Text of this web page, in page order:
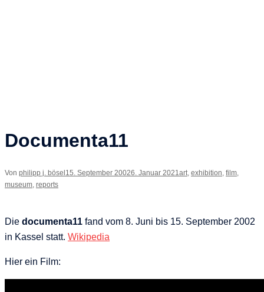
Documenta11
Von philipp j. bösel 15. September 20026. Januar 2021art, exhibition, film,
museum, reports
Die documenta11 fand vom 8. Juni bis 15. September 2002
in Kassel statt. Wikipedia
Hier ein Film: